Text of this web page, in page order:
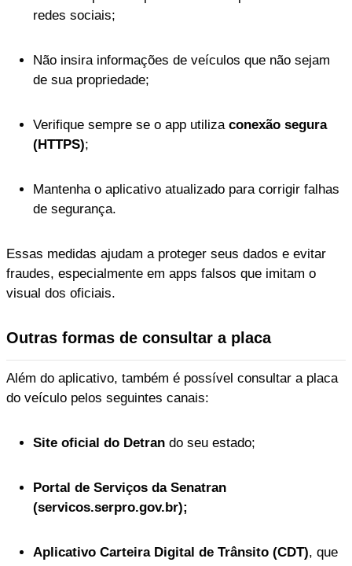
redes sociais;
Não insira informações de veículos que não sejam
de sua propriedade;
Verifique sempre se o app utiliza conexão segura
(HTTPS);
Mantenha o aplicativo atualizado para corrigir falhas
de segurança.
Essas medidas ajudam a proteger seus dados e evitar
fraudes, especialmente em apps falsos que imitam o
visual dos oficiais.
Outras formas de consultar a placa
Além do aplicativo, também é possível consultar a placa
do veículo pelos seguintes canais:
Site oficial do Detran do seu estado;
Portal de Serviços da Senatran
(servicos.serpro.gov.br);
Aplicativo Carteira Digital de Trânsito (CDT), que